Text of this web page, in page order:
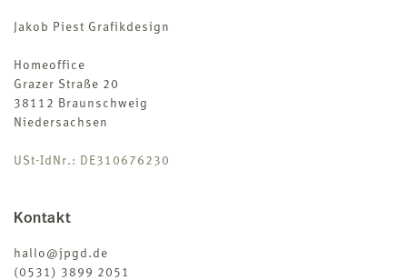
Jakob Piest Grafikdesign
Homeoffice
Grazer Straße 20
38112 Braunschweig
Niedersachsen
USt-IdNr.: DE310676230
Kontakt
hallo@jpgd.de
(0531) 3899 2051